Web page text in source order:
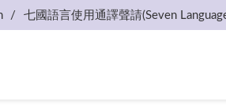
七國語言使用通譯聲請(Seven